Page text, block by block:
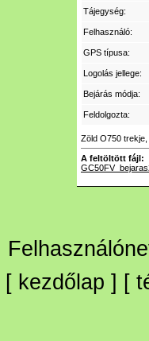
Tájegység:
Felhasználó:
GPS típusa:
Logolás jellege:
Bejárás módja:
Feldolgozta:
Zöld O750
A feltöltött fájl:
[ kezdőlap ] [